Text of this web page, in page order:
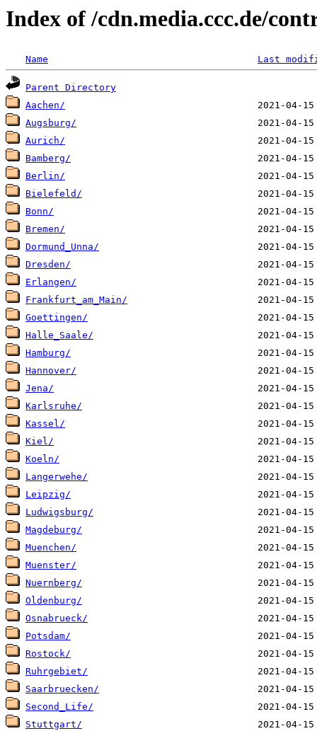
Index of /cdn.media.ccc.de/
Name Last
Parent Directory
Aachen/
Augsburg/
Aurich/
Bamberg/
Berlin/
Bielefeld/
Bonn/
Bremen/
Dormund_Unna/
Dresden/
Erlangen/
Frankfurt_am_Main/
Goettingen/
Halle_Saale/
Hamburg/
Hannover/
Jena/
Karlsruhe/
Kassel/
Kiel/
Koeln/
Langerwehe/
Leipzig/
Ludwigsburg/
Magdeburg/
Muenchen/
Muenster/
Nuernberg/
Oldenburg/
Osnabrueck/
Potsdam/
Rostock/
Ruhrgebiet/
Saarbruecken/
Second_Life/
Stuttgart/